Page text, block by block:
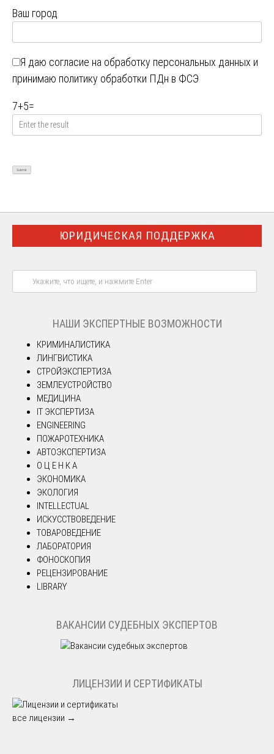
Ваш город
Я даю согласие на обработку персональных данных и
принимаю политику обработки ПДн в ФСЭ
7+5=
ЮРИДИЧЕСКАЯ ПОДДЕРЖКА
НАШИ ЭКСПЕРТНЫЕ ВОЗМОЖНОСТИ
КРИМИНАЛИСТИКА
ЛИНГВИСТИКА
СТРОЙЭКСПЕРТИЗА
ЗЕМЛЕУСТРОЙСТВО
МЕДИЦИНА
IT ЭКСПЕРТИЗА
ENGINEERING
ПОЖАРОТЕХНИКА
АВТОЭКСПЕРТИЗА
О Ц Е Н К А
ЭКОНОМИКА
ЭКОЛОГИЯ
INTELLECTUAL
ИСКУССТВОВЕДЕНИЕ
ТОВАРОВЕДЕНИЕ
ЛАБОРАТОРИЯ
ФОНОСКОПИЯ
РЕЦЕНЗИРОВАНИЕ
LIBRARY
ВАКАНСИИ СУДЕБНЫХ ЭКСПЕРТОВ
ЛИЦЕНЗИИ И СЕРТИФИКАТЫ
все лицензии →